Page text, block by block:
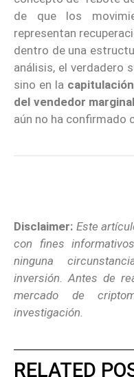
de que los
representan
dentro de una
análisis, el verdadero
sino en la
del vendedor marginal
aún no ha confirmado
Disclaimer: Este
con fines
ninguna
inversión. Antes de
mercado de
investigación.
RELATED